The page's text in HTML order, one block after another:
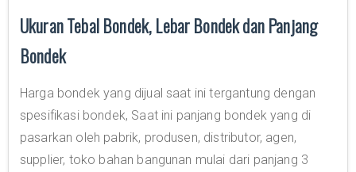
Ukuran Tebal Bondek, Lebar Bondek dan Panjang
Bondek
Harga bondek yang dijual saat ini tergantung dengan
spesifikasi bondek, Saat ini panjang bondek yang di
pasarkan oleh pabrik, produsen, distributor, agen,
supplier, toko bahan bangunan mulai dari panjang 3